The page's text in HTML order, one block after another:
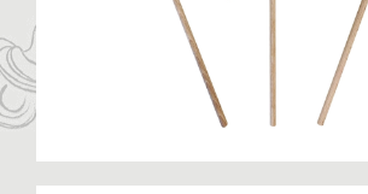
ΝΕΑ
ΑΡΘΡΑ
ΕΠΙΚΟΙΝΩΝΙΑ